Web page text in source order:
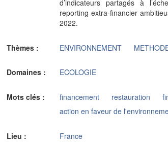
d’indicateurs partagés à
reporting extra-financier
2022.
Thèmes : ENVIRONNEMENT
Domaines : ECOLOGIE
Mots clés : financement restauration
action en faveur de
Lieu : France